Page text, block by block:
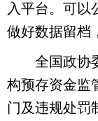
入平台。可以
做好数据留档
全国政协委
构预存资金监
门及违规处罚